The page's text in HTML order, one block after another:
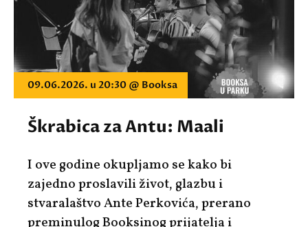
09.06.2026. u 20:30 @ Booksa
Škrabica za Antu: Maali
I ove godine okupljamo se kako bi
zajedno proslavili život, glazbu i
stvaralaštvoAnte Perkovića, prerano
preminulog Booksinog prijatelja i